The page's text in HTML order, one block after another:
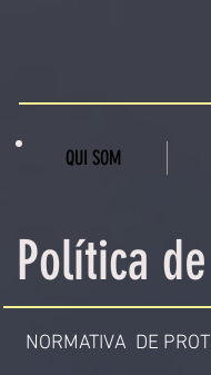
QUI SOM
Política
NORMATIVA DE